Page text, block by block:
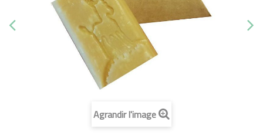
Agrandir l'image